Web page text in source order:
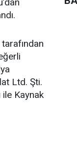
Ltd. Şti.
Kaynak